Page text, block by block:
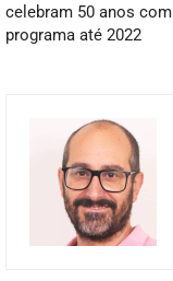
celebram 50 anos com
programa até 2022